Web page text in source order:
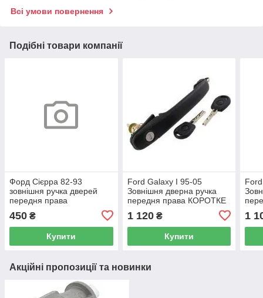
Всі умови повернення
Подібні товари компанії
Форд Сієрра 82-93
зовнішня ручка дверей
передня права
450 ₴
Купити
Ford Galaxy I 95-05
Зовнішня дверна ручка
передня права КОРОТКЕ
КОЖИМОМ
1 120₴
Купити
1
Акційні пропозиції та новинки